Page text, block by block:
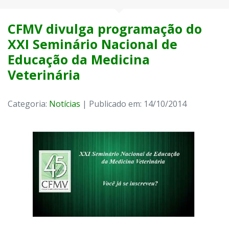
CFMV divulga programação do
XXI Seminário Nacional de
Educação da Medicina
Veterinária
Categoria: Notícias | Publicado em: 14/10/2014